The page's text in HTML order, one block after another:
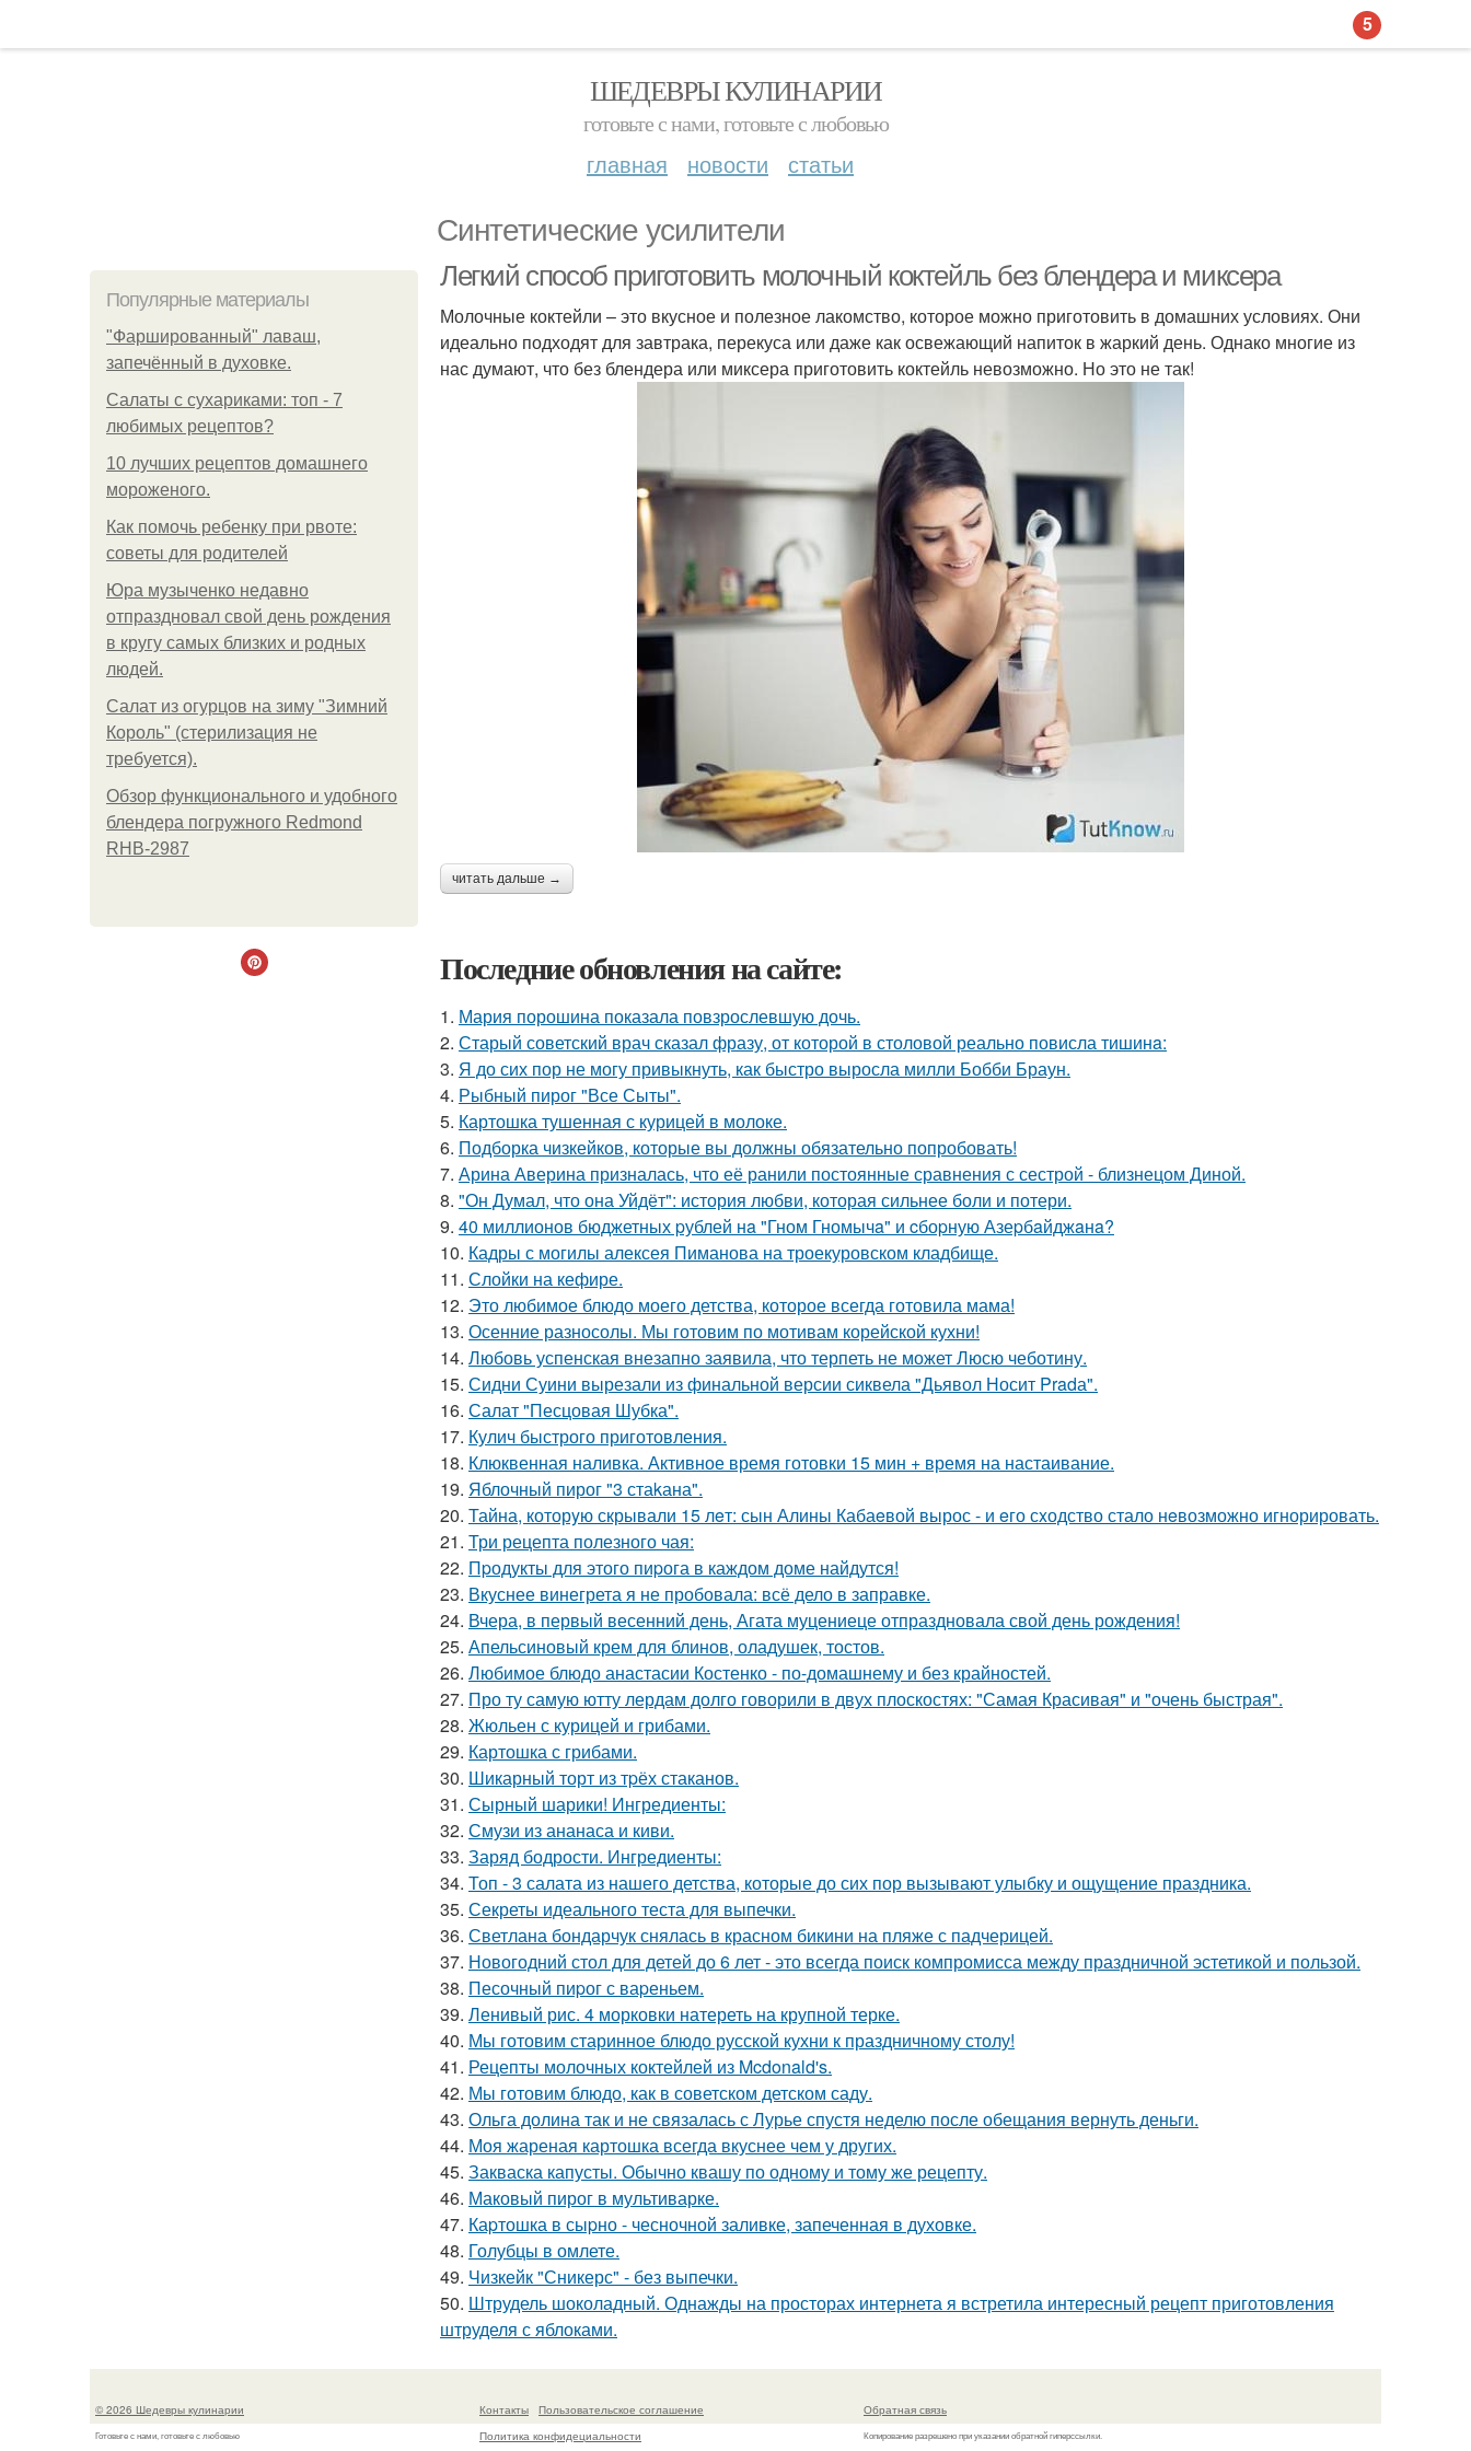
ШЕДЕВРЫ КУЛИНАРИИ
готовьте с нами, готовьте с любовью
главная новости статьи
Синтетические усилители
Популярные материалы
"Фаршированный" лаваш,
запечённый в духовке.
Салаты с сухариками: топ - 7
любимых рецептов?
10 лучших рецептов домашнего
мороженого.
Как помочь ребенку при рвоте:
советы для родителей
Юра музыченко недавно
отпраздновал свой день рождения
в кругу самых близких и родных
людей.
Салат из огурцов на зиму "Зимний
Король" (стерилизация не
требуется).
Обзор функционального и удобного
блендера погружного Redmond
RHB-2987
Легкий способ приготовить молочный коктейль без блендера и миксера
Молочные коктейли – это вкусное и полезное лакомство, которое можно приготовить в домашних условиях. Они
идеально подходят для завтрака, перекуса или даже как освежающий напиток в жаркий день. Однако многие из
нас думают, что без блендера или миксера приготовить коктейль невозможно. Но это не так!
читать дальше →
Последние обновления на сайте:
1. Мария порошина показала повзрослевшую дочь.
2. Старый советский врач сказал фразу, от которой в столовой реально повисла тишинa:
3. Я до сих пор не могу привыкнуть, как быстро выросла милли Бобби Браун.
4. Рыбный пирог "Все Сыты".
5. Картошка тушенная с курицей в молоке.
6. Подборка чизкейков, которые вы должны обязательно попробовать!
7. Арина Аверина призналась, что её ранили постоянные сравнения с сестрой - близнецом Диной.
8. "Он Думал, что она Уйдёт": история любви, которая сильнее боли и потери.
9. 40 миллионов бюджетных pублей нa "Гном Гномычa" и cбоpную Азеpбaйджaнa?
10. Кадры с могилы алексея Пиманова на троекуровском кладбище.
11. Слойки на кефире.
12. Это любимое блюдо моего детства, которое всегда готовила мама!
13. Осенние разносолы. Мы готовим по мотивам корейской кухни!
14. Любовь успенская внезапно заявила, что терпеть не может Люсю чеботину.
15. Сидни Суини вырезали из финальной версии сиквела "Дьявол Носит Pradа".
16. Салат "Песцовая Шубка".
17. Кулич быстрого приготовления.
18. Клюквенная наливка. Активное время готовки 15 мин + время на настаивание.
19. Яблочный пирог "3 стаkана".
20. Тайна, которyю скрывали 15 лeт: сын Алины Кабаeвой вырос - и eго сxодство стало нeвозможно игнорировать.
21. Три рецепта полезного чая:
22. Пpодукты для этого пиpога в каждом доме найдутся!
23. Вкуснее винегрета я не пробовала: всё дело в заправке.
24. Вчера, в первый весенний день, Агата муцениеце отпраздновала свой день рождения!
25. Апельсиновый крем для блинов, оладушек, тостов.
26. Любимое блюдо анастасии Костенко - по-домашнему и без крайностей.
27. Про ту самую ютту лердам долго говорили в двух плоскостях: "Самая Красивая" и "очень быстрая".
28. Жюльен с курицей и грибами.
29. Картошка с грибами.
30. Шикарный торт из тpёх стаканов.
31. Сырный шарики! Ингредиенты:
32. Смузи из ананаса и киви.
33. Заряд бодрости. Ингредиенты:
34. Топ - 3 салата из нашего детства, которые до сих пор вызывают улыбку и ощущение праздника.
35. Секреты идеального теста для выпечки.
36. Светлана бондарчук снялась в красном бикини на пляже с падчерицей.
37. Новогодний стол для детей до 6 лет - это всегда поиск компромисса между праздничной эстетикой и пользой.
38. Песочный пиpог с ваpеньем.
39. Ленивый рис. 4 морковки натереть на крупной терке.
40. Мы готовим старинное блюдо русской кухни к праздничному столу!
41. Рецепты молочных коктейлей из Mcdonald's.
42. Мы готовим блюдо, как в советском детском саду.
43. Ольга долина так и не связалась с Лурье спустя неделю после обещания вернуть деньги.
44. Моя жареная картошка всегда вкуснее чем у других.
45. Закваска капусты. Обычно квашу по одному и тому же рецепту.
46. Маковый пирог в мультиварке.
47. Каpтошка в сыpно - чесночной заливке, запеченная в духовке.
48. Голубцы в омлете.
49. Чизкейк "Сникерс" - без выпечки.
50. Штрудель шоколадный. Однажды на просторах интернета я встретила интересный рецепт приготовления
штруделя с яблоками.
© 2026 Шедевры кулинарии
Готовьте с нами, готовьте с любовью
Контакты
Пользовательское соглашение
Политика конфидециальности
Обратная связь
Копирование разрешено при указании обратной гиперссылки.
5